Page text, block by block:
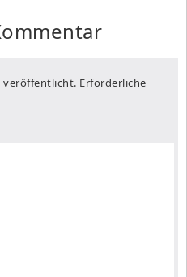
veröffentlicht. Erforderliche